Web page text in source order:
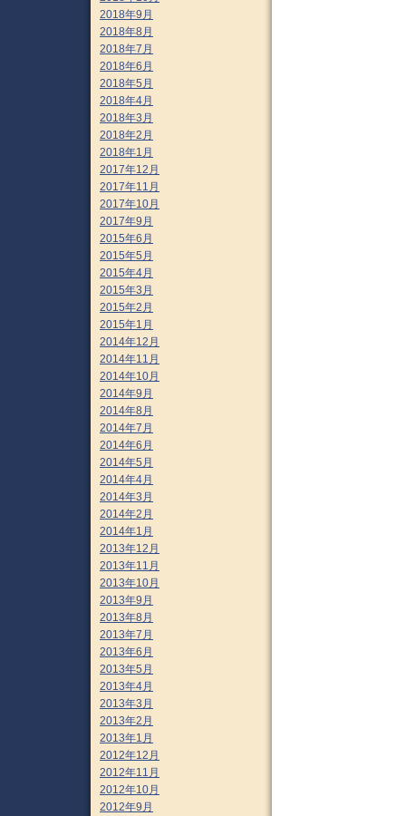
2018年9月
2018年8月
2018年7月
2018年6月
2018年5月
2018年4月
2018年3月
2018年2月
2018年1月
2017年12月
2017年11月
2017年10月
2017年9月
2015年6月
2015年5月
2015年4月
2015年3月
2015年2月
2015年1月
2014年12月
2014年11月
2014年10月
2014年9月
2014年8月
2014年7月
2014年6月
2014年5月
2014年4月
2014年3月
2014年2月
2014年1月
2013年12月
2013年11月
2013年10月
2013年9月
2013年8月
2013年7月
2013年6月
2013年5月
2013年4月
2013年3月
2013年2月
2013年1月
2012年12月
2012年11月
2012年10月
2012年9月